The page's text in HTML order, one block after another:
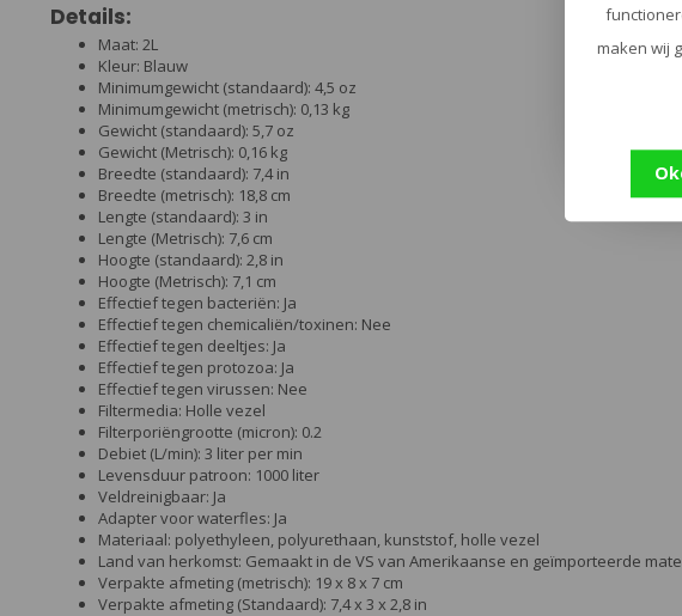
Details:
Maat: 2L
Kleur: Blauw
Minimumgewicht (standaard): 4,5 oz
Minimumgewicht (metrisch): 0,13 kg
Gewicht (standaard): 5,7 oz
Gewicht (Metrisch): 0,16 kg
Breedte (standaard): 7,4 in
Breedte (metrisch): 18,8 cm
Lengte (standaard): 3 in
Lengte (Metrisch): 7,6 cm
Hoogte (standaard): 2,8 in
Hoogte (Metrisch): 7,1 cm
Effectief tegen bacteriën: Ja
Effectief tegen chemicaliën/toxinen: Nee
Effectief tegen deeltjes: Ja
Effectief tegen protozoa: Ja
Effectief tegen virussen: Nee
Filtermedia: Holle vezel
Filterporiëngrootte (micron): 0.2
Debiet (L/min): 3 liter per min
Levensduur patroon: 1000 liter
Veldreinigbaar: Ja
Adapter voor waterfles: Ja
Materiaal: polyethyleen, polyurethaan, kunststof, holle vezel
Land van herkomst: Gemaakt in de VS van Amerikaanse en geïmporteerde
Verpakte afmeting (metrisch): 19 x 8 x 7 cm
Verpakte afmeting (Standaard): 7,4 x 3 x 2,8 in
maken wij